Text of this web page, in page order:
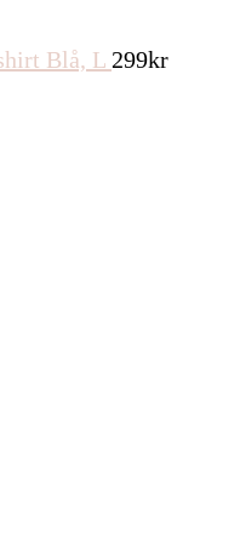
Blå, L 299kr